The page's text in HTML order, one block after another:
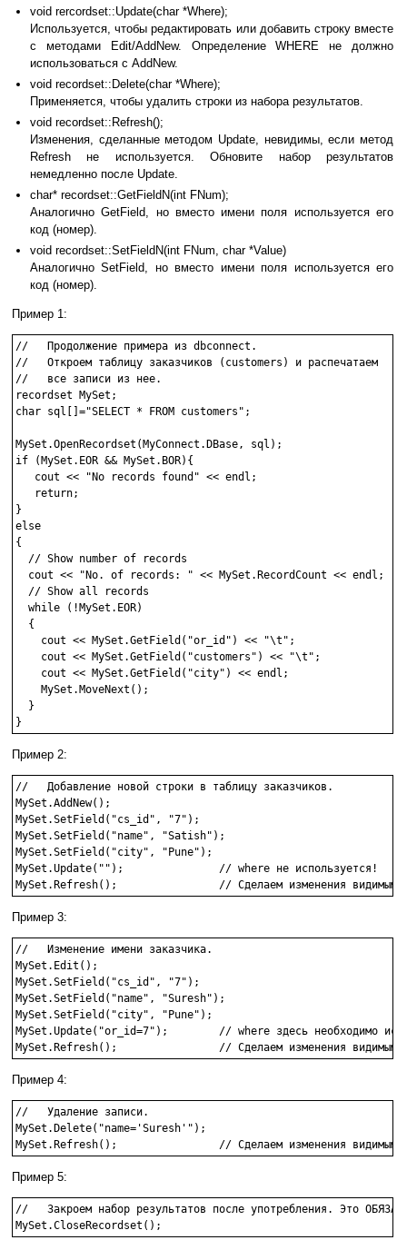
void rercordset::Update(char *Where);
Используется, чтобы редактировать или добавить строку вместе
с методами Edit/AddNew. Определение WHERE не должно
использоваться с AddNew.
void recordset::Delete(char *Where);
Применяется, чтобы удалить строки из набора результатов.
void recordset::Refresh();
Изменения, сделанные методом Update, невидимы, если метод
Refresh не используется. Обновите набор результатов
немедленно после Update.
char* recordset::GetFieldN(int FNum);
Аналогично GetField, но вместо имени поля используется его
код (номер).
void recordset::SetFieldN(int FNum, char *Value)
Аналогично SetField, но вместо имени поля используется его
код (номер).
Пример 1:
//   Продолжение примера из dbconnect.
//   Откроем таблицу заказчиков (customers) и распечатаем
//   все записи из нее.
recordset MySet;
char sql[]="SELECT * FROM customers";
MySet.OpenRecordset(MyConnect.DBase, sql);
if (MySet.EOR && MySet.BOR){
   cout << "No records found" << endl;
   return;
}
else
{
  // Show number of records
  cout << "No. of records: " << MySet.RecordCount << endl;
  // Show all records
  while (!MySet.EOR)
  {
    cout << MySet.GetField("or_id") << "\t";
    cout << MySet.GetField("customers") << "\t";
    cout << MySet.GetField("city") << endl;
    MySet.MoveNext();
  }
Пример 2:
//   Добавление новой строки в таблицу заказчиков.
MySet.AddNew();
MySet.SetField("cs_id", "7");
MySet.SetField("name", "Satish");
MySet.SetField("city", "Pune");
MySet.Update("");               // where не используется!
Пример 3:
//   Изменение имени заказчика.
MySet.Edit();
MySet.SetField("cs_id", "7");
MySet.SetField("name", "Suresh");
MySet.SetField("city", "Pune");
MySet.Update("or_id=7");        // where здесь необходимо
Пример 4:
//   Удаление записи.
MySet.Delete("name='Suresh'");
Пример 5:
//   Закроем набор результатов после употребления. Это